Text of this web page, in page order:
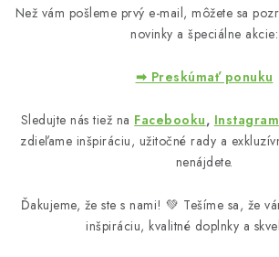
DOVOLENKA
Než vám pošleme prvý e-mail, môžete sa
novinky a špeciálne akcie:
➡ Preskúmať ponuku
Sledujte nás tiež na Facebooku,
zdieľame inšpiráciu, užitočné rady a
nenájdete.
Ďakujeme, že ste s nami! 💚 Tešíme sa, že
inšpiráciu, kvalitné doplnky a